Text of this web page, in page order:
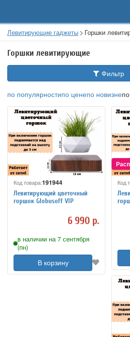
Левитирующие гаджеты Горшки
Горшки левитирующие
Фильтр
по популярностипо ценепо новизне
Код товара:191944
Левитирующий цветочный
горшок Globusoff VIP
6 990 р.
в наличии на 7 сентября
(пн)
В корзину
Код